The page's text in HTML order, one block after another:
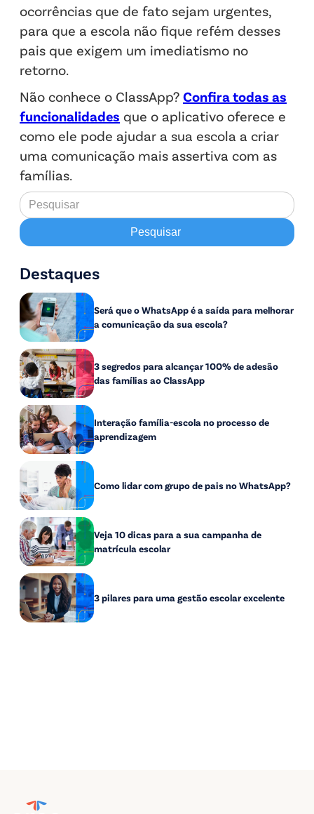
ocorrências que de fato sejam urgentes,
para que a escola não fique refém desses
pais que exigem um imediatismo no
retorno.
Não conhece o ClassApp? Confira todas as
funcionalidades que o aplicativo oferece e
como ele pode ajudar a sua escola a criar
uma comunicação mais assertiva com as
famílias.
Destaques
Será que o WhatsApp é a saída para melhorar
a comunicação da sua escola?
3 segredos para alcançar 100% de adesão
das famílias ao ClassApp
Interação família-escola no processo de
aprendizagem
Como lidar com grupo de pais no WhatsApp?
Veja 10 dicas para a sua campanha de
matrícula escolar
3 pilares para uma gestão escolar excelente